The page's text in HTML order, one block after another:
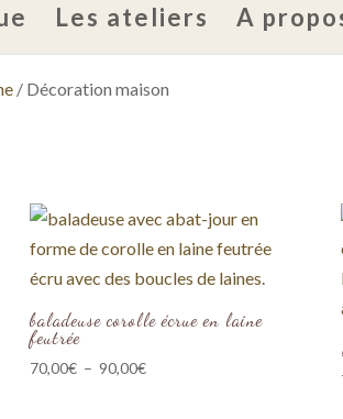
Les ateliers A
/ Décoration maison
baladeuse corolle écrue en laine
feutrée
70,00€ – 90,00€Plage